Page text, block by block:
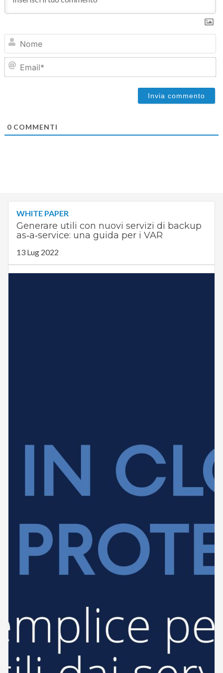
0COMMENTI
WHITE PAPER
Generare utili con nuovi servizi di backup
as‑a‑service: una guida per i VAR
13 Lug 2022